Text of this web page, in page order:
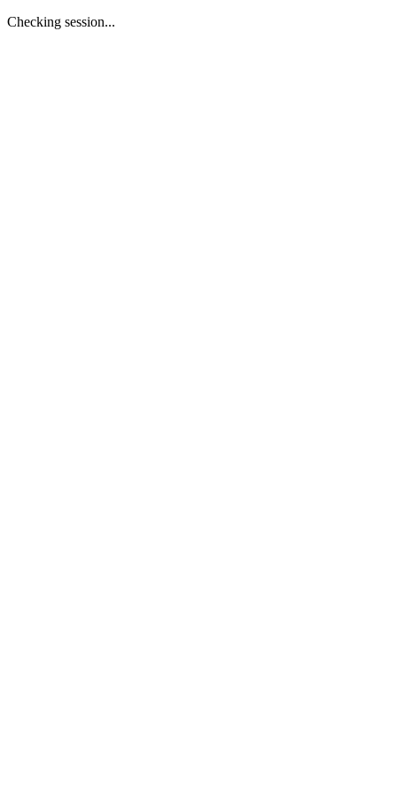
Checking session...